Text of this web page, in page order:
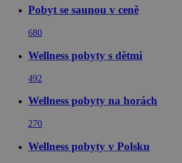
Pobyt se saunou v ceně
680
Wellness pobyty s dětmi
492
Wellness pobyty na horách
270
Wellness pobyty v Polsku